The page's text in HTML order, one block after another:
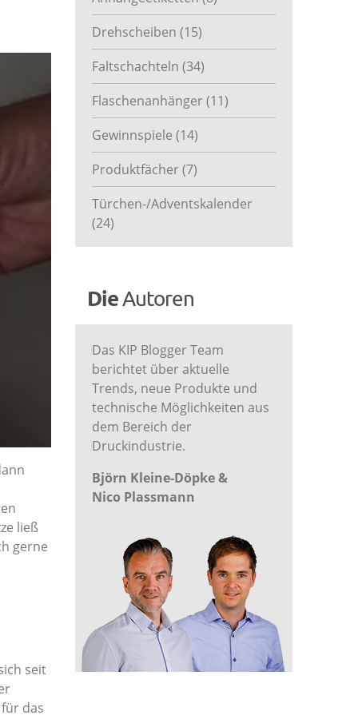
ließ
gerne
seit
das
Drehscheiben (15)
Faltschachteln (34)
Flaschenanhänger(11)
Gewinnspiele (14)
Produktfächer(7)
Türchen-/Adventskalender
(24)
DieAutoren
Das KIP Blogger Team
berichtet über aktuelle
Trends, neue Produkte und
technische Möglichkeiten aus
dem Bereich der
Druckindustrie.
Björn Kleine-Döpke &
Nico Plassmann